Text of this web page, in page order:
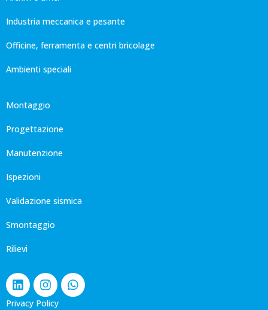
Industria meccanica e pesante
Officine, ferramenta e centri bricolage
Ambienti speciali
Montaggio
Progettazione
Manutenzione
Ispezioni
Validazione sismica
Smontaggio
Rilievi
Privacy Policy